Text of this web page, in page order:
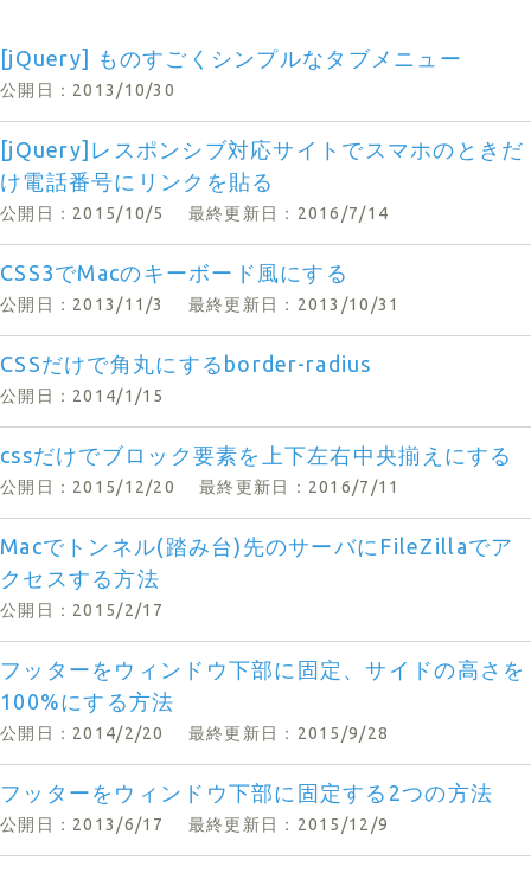
[jQuery] ものすごくシンプルなタブメニュー
公開日：2013/10/30
[jQuery]レスポンシブ対応サイトでスマホのときだ
け電話番号にリンクを貼る
公開日：2015/10/5 最終更新日：2016/7/14
CSS3でMacのキーボード風にする
公開日：2013/11/3 最終更新日：2013/10/31
CSSだけで角丸にするborder-radius
公開日：2014/1/15
cssだけでブロック要素を上下左右中央揃えにする
公開日：2015/12/20 最終更新日：2016/7/11
Macでトンネル(踏み台)先のサーバにFileZillaでア
クセスする方法
公開日：2015/2/17
フッターをウィンドウ下部に固定、サイドの高さを
100%にする方法
公開日：2014/2/20 最終更新日：2015/9/28
フッターをウィンドウ下部に固定する2つの方法
公開日：2013/6/17 最終更新日：2015/12/9